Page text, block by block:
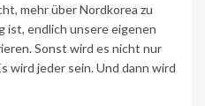
mehr über Nordkorea zu
ist, endlich unsere eigenen
Sonst wird es nicht nur
wird jeder sein. Und dann wird